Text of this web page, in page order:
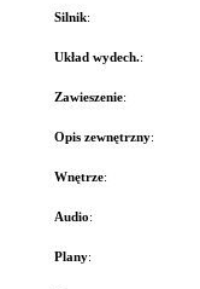
Silnik:
Układ wydech.:
Zawieszenie:
Opis zewnętrzny:
Wnętrze:
Audio:
Plany: